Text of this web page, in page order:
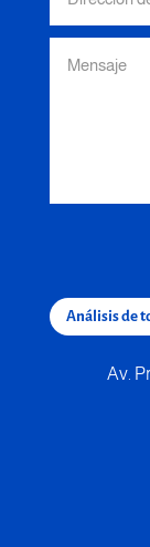
Análisis de
Av.